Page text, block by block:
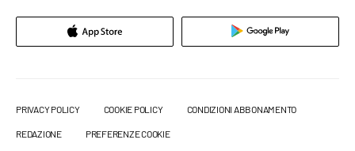
PRIVACY POLICY COOKIE POLICY CONDIZIONI ABBONAMENTO
REDAZIONE PREFERENZE COOKIE